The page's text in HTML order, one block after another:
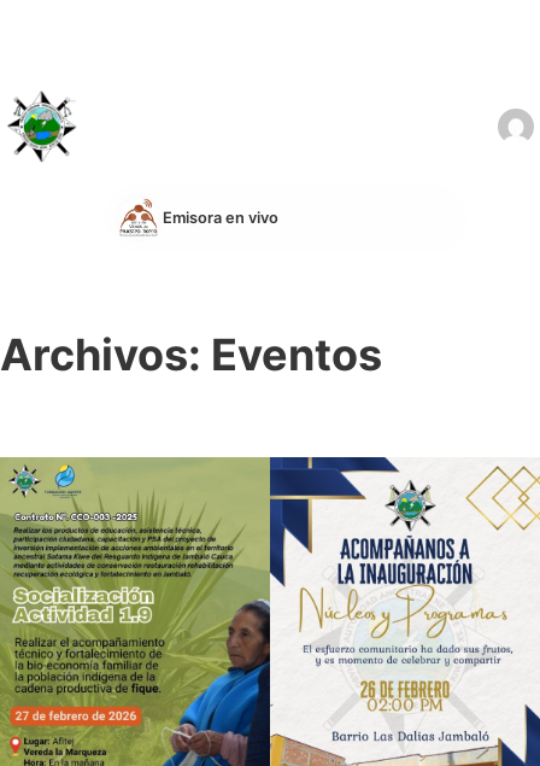
Emisora en vivo
Archivos: Eventos